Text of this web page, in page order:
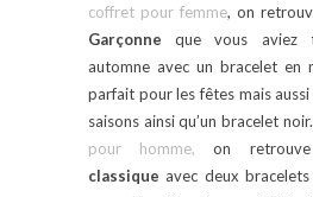
coffret pour femme, on
Garçonne que vous aviez
automne avec un bracelet en
parfait pour les fêtes mais
saisons ainsi qu’un bracelet
pour homme, on
classique avec deux